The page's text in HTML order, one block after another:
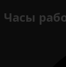
Часы